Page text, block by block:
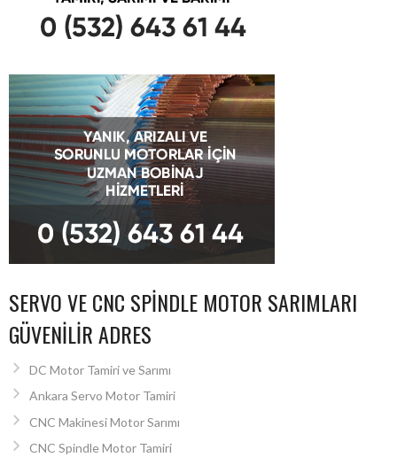
SERVO VE CNC SPINDLE MOTOR SARIMLARI
GÜVENILIR ADRES
DC Motor Tamiri ve Sarımı
Ankara Servo Motor Tamiri
CNC Makinesi Motor Sarımı
CNC Spindle Motor Tamiri